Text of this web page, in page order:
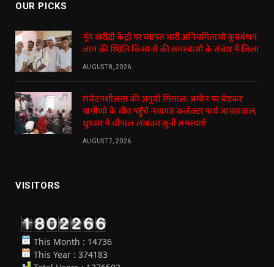
OUR PICKS
मूंग खरीदी केंद्रों पर ब्यापत भारी अनियमिताओ कुप्रबंधन
जाम की स्थिति किसानों की समस्याओं के संबंध में जिला
AUGUST 8, 2026
संवेदनशीलता की अनूठी मिसाल: ज़मीन पर बैठकर
ग्रामीणों के बीच पहुँचे नवागत कलेक्टर पार्थ जायसवाल,
धुरवार में चौपाल लगाकर सुनीं समस्याएँ
AUGUST 7, 2026
VISITORS
This Month : 14736
This Year : 374183